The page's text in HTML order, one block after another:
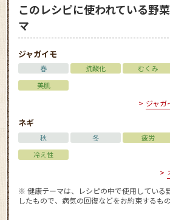
このレシピに使われている野
マ
ジャガイモ
春 抗酸化 むくみ
美肌
ジャガ
ネギ
秋 冬 疲労
冷え性
※ 健康テーマは、レシピの中で使用している
したもので、病気の回復などをお約束するも